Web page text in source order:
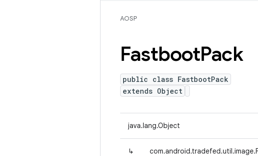
AOSP
FastbootPack
public class FastbootPack
extends Object
java.lang.Object
↳